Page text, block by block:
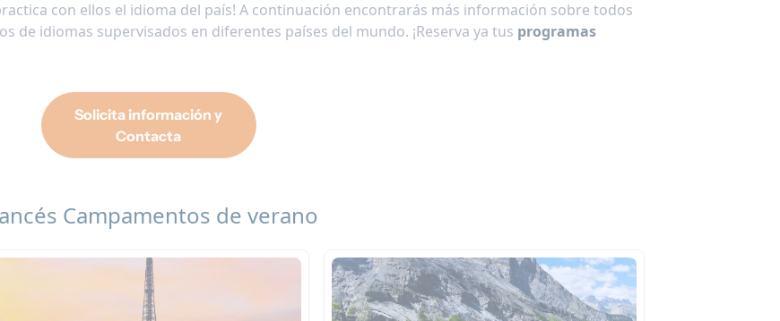
con ellos el idioma del país! A continuación encontrarás más información sobre todos
de idiomas supervisados en diferentes países del mundo. ¡Reserva ya tus programas
Solicita información y
Contacta
Campamentos de verano